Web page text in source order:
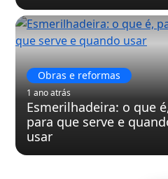
Obras e reformas
1 ano atrás
Esmerilhadeira: o que
para que serve e
usar